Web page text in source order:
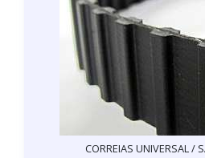
CORREIAS UNIVERSAL /